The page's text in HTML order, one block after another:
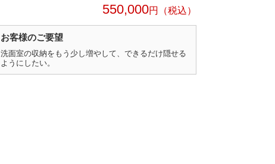
550,000円
お客様のご要望
洗面室の収納をもう少し増やして、できるだけ隠せる
ようにしたい。